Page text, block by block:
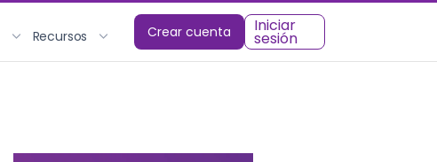
Recursos Crear cuenta Iniciar
sesión